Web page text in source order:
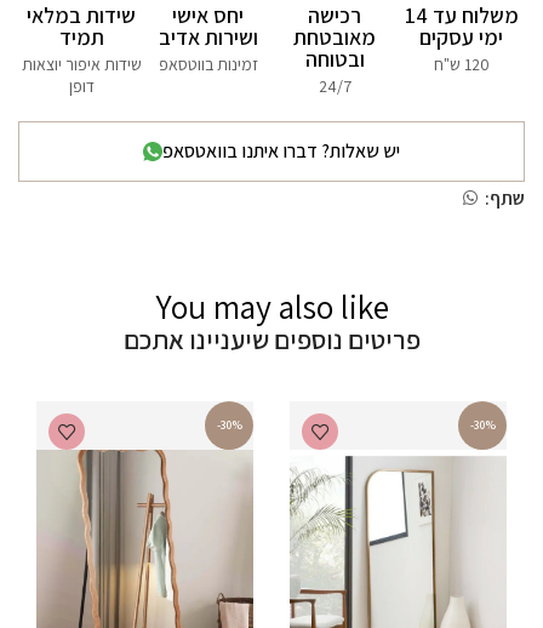
משלוח עד 14
ימי עסקים
120 ש"ח
רכישה
מאובטחת
ובטוחה
24/7
יחס אישי
ושירות אדיב
זמינות בווטסאפ
שידות במלאי
תמיד
שידות איפור יוצאות
דופן
יש שאלות? דברו איתנו בוואטסאפ
שתף:
You may also like
פריטים נוספים שיעניינו אתכם
-30%
-30%